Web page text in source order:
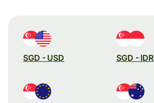
SGD - USD SGD - IDR